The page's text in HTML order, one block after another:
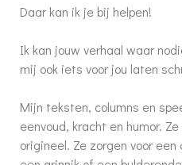
Daar kan ik je bij helpen!
Ik kan jouw verhaal waar
mij ook iets voor jou laten
Mijn teksten, columns en
eenvoud, kracht en humor.
origineel. Ze zorgen voor